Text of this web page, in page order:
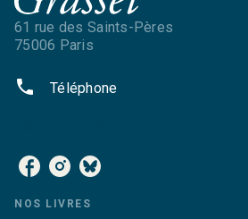
61 rue des Saints-Pères
75006 Paris
phone Téléphone
NOS LIVRES